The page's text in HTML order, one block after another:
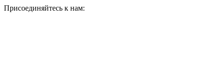
Присоединяйтесь к нам: